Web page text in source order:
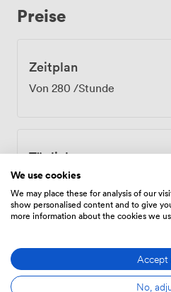
Preise
Zeitplan
Von 280 /Stunde
Tägliche
Von1260.0000000000002
Ausstattungen
We use cookies
We may place these for analysis of our
show personalised content and to give
more information about the cookies we
Accept
No,